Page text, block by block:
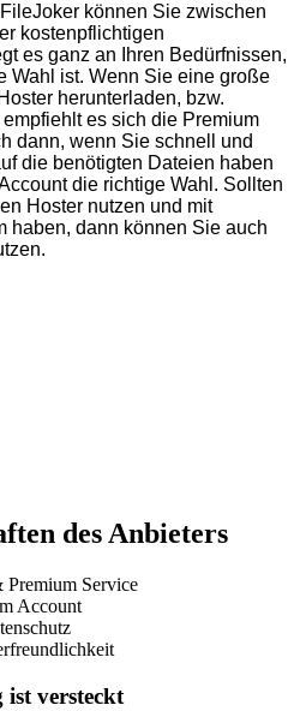
können Sie zwischen
kostenpflichtigen
es ganz an Ihren Bedürfnissen,
Wahl ist. Wenn Sie eine große
herunterladen, bzw.
es sich die Premium
dann, wenn Sie schnell und
die benötigten Dateien haben
die richtige Wahl. Sollten
Hoster nutzen und mit
haben, dann können Sie auch
des Anbieters
Service
Account
ist versteckt